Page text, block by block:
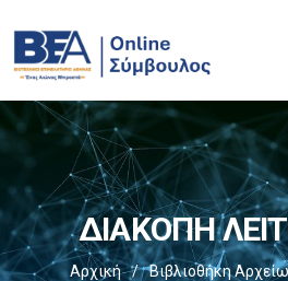
ΔΙΑΚΟΠΗ
Αρχική / Βιβλιοθήκη